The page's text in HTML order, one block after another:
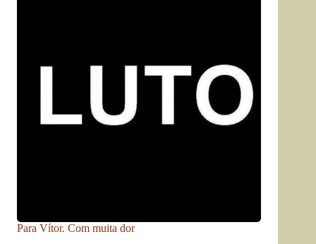
Para Vítor. Com muita dor